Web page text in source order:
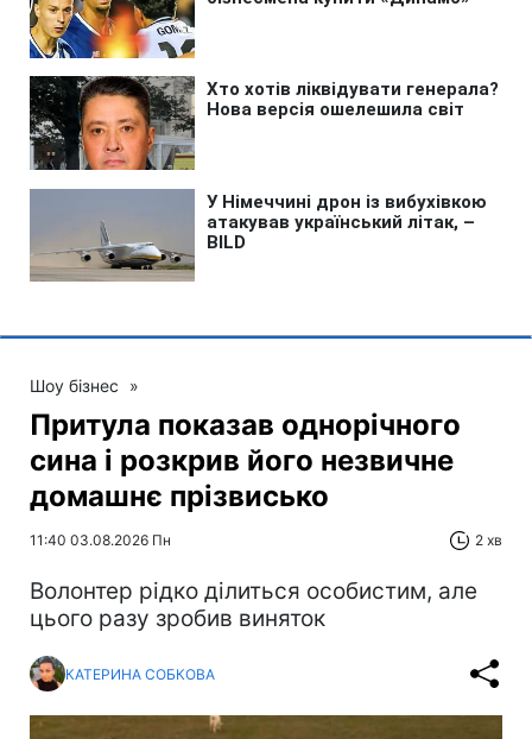
Шоу бізнес »
Притула показав однорічного
сина і розкрив його незвичне
домашнє прізвисько
11:40 03.08.2026 Пн 2 хв
Волонтер рідко ділиться особистим, але
цього разу зробив виняток
КАТЕРИНА СОБКОВА